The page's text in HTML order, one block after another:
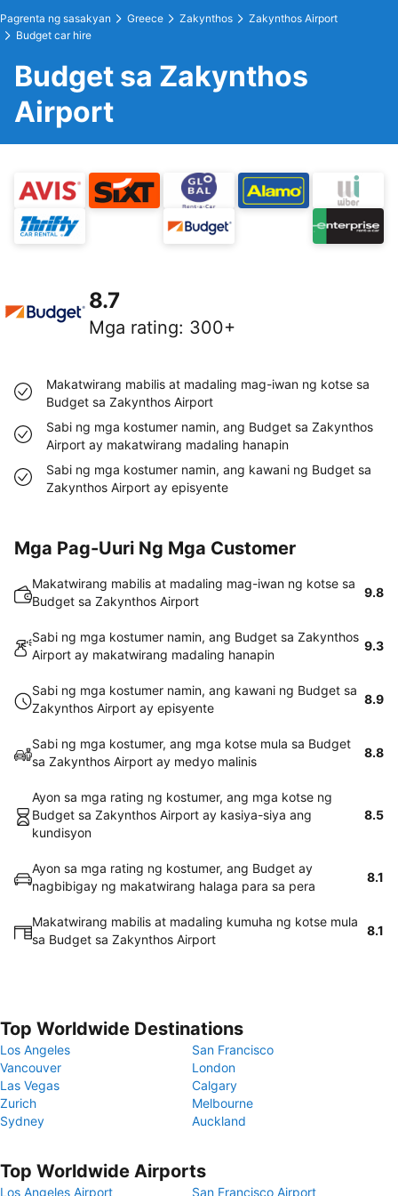
Pagrenta ng sasakyan Greece Zakynthos
Zakynthos Airport
Budget car hire
Budget sa Zakynthos
Airport
8.7
Mga rating: 300+
Makatwirang mabilis at madaling mag-iwan ng kotse sa
Budget sa Zakynthos Airport
Sabi ng mga kostumer namin, ang Budget sa Zakynthos
Airport ay makatwirang madaling hanapin
Sabi ng mga kostumer namin, ang kawani ng Budget sa
Zakynthos Airport ay episyente
Mga Pag-Uuri Ng Mga Customer
Makatwirang mabilis at madaling mag-iwan ng kotse sa
Budget sa Zakynthos Airport
9.8
Sabi ng mga kostumer namin, ang Budget sa Zakynthos
Airport ay makatwirang madaling hanapin
9.3
Sabi ng mga kostumer namin, ang kawani ng Budget sa
Zakynthos Airport ay episyente
8.9
Sabi ng mga kostumer, ang mga kotse mula sa Budget
sa Zakynthos Airport ay medyo malinis
8.8
Ayon sa mga rating ng kostumer, ang mga kotse ng
Budget sa Zakynthos Airport ay kasiya-siya ang
kundisyon
8.5
Ayon sa mga rating ng kostumer, ang Budget ay
nagbibigay ng makatwirang halaga para sa pera
8.1
Makatwirang mabilis at madaling kumuha ng kotse mula
sa Budget sa Zakynthos Airport
8.1
Top Worldwide Destinations
Los Angeles
San Francisco
Vancouver
London
Las Vegas
Calgary
Zurich
Melbourne
Sydney
Auckland
Top Worldwide Airports
Los Angeles Airport San Francisco Airport